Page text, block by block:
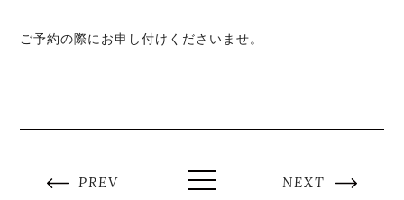
ご予約の際にお申し付けくださいませ。
PREV NEXT